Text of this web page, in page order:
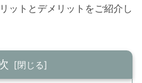
ットとデメリットをご紹介し